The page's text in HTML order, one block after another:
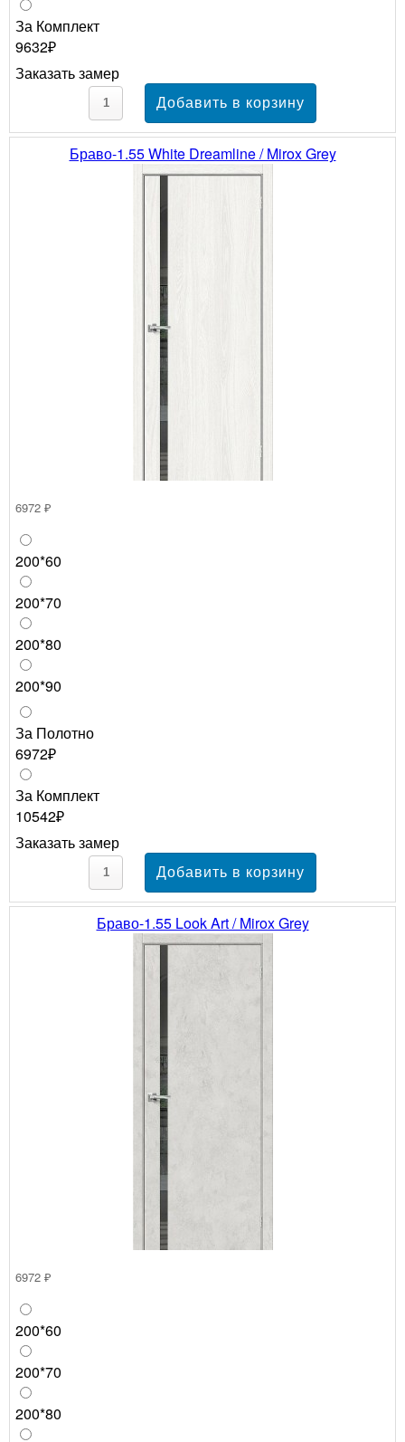
За Комплект
9632₽
Заказать замер
Браво-1.55 White Dreamline / Mirox Grey
6972 ₽
200*60
200*70
200*80
200*90
За Полотно
6972₽
За Комплект
10542₽
Заказать замер
Браво-1.55 Look Art / Mirox Grey
6972 ₽
200*60
200*70
200*80